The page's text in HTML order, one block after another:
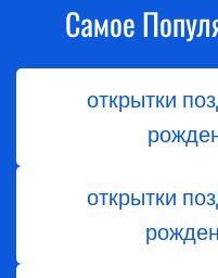
Самое
открытки
открытки